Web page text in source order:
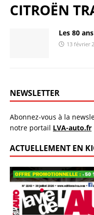
CITROËN
Les 80
13 février
NEWSLETTER
Abonnez-vous à la
notre portail LVA-auto.fr
ACTUELLEMENT EN